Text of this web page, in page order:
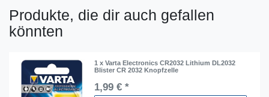
Produkte, die dir auch gefallen
könnten
1 x Varta Electronics CR2032 Lithium DL2032
Blister CR 2032 Knopfzelle
1,99 € *